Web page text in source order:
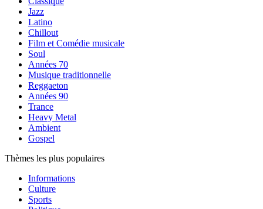
Jazz
Latino
Chillout
Film et Comédie musicale
Soul
Années 70
Musique traditionnelle
Reggaeton
Années 90
Trance
Heavy Metal
Ambient
Gospel
Thèmes les plus populaires
Informations
Culture
Sports